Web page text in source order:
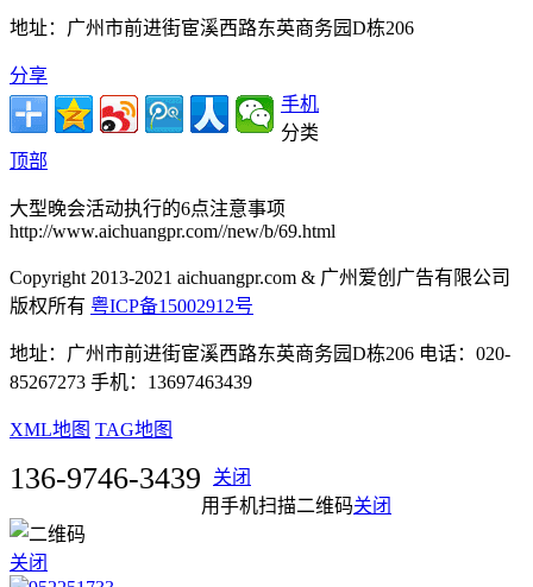
地址：广州市前进街宦溪西路东英商务园D栋206
分享
手机
分类
顶部
大型晚会活动执行的6点注意事项
http://www.aichuangpr.com//new/b/69.html
Copyright 2013-2021 aichuangpr.com & 广州爱创广告有限公司
版权所有 粤ICP备15002912号
地址：广州市前进街宦溪西路东英商务园D栋206 电话：020-
85267273 手机：13697463439
XML地图 TAG地图
136-9746-3439
关闭
用手机扫描二维码关闭
关闭